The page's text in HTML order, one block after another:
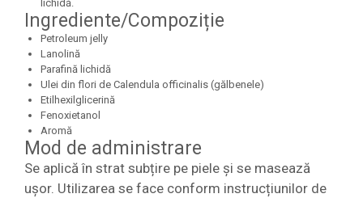
lichidă.
Ingrediente/Compoziție
Petroleum jelly
Lanolină
Parafină lichidă
Ulei din flori de Calendula officinalis (gălbenele)
Etilhexilglicerină
Fenoxietanol
Aromă
Mod de administrare
Se aplică în strat subțire pe piele și se masează
ușor. Utilizarea se face conform instrucțiunilor de